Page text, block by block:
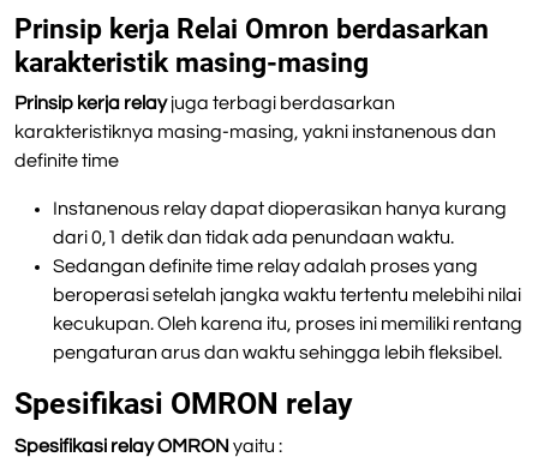
Prinsip kerja Relai Omron berdasarkan
karakteristik masing-masing
Prinsip kerja relayjuga terbagi berdasarkan
karakteristiknya masing-masing, yakni instanenous dan
definite time
Instanenous relay dapat dioperasikan hanya kurang
dari 0,1 detik dan tidak ada penundaan waktu.
Sedangan definite time relay adalah proses yang
beroperasi setelah jangka waktu tertentu melebihi nilai
kecukupan. Oleh karena itu, proses ini memiliki rentang
pengaturan arus dan waktu sehingga lebih fleksibel.
Spesifikasi OMRON relay
Spesifikasi relay OMRON yaitu :